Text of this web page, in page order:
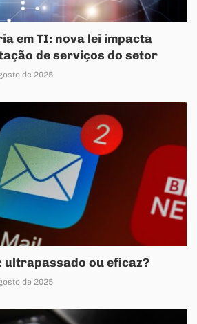
em TI: nova lei impacta
de serviços do setor
de 2025
ultrapassado ou eficaz?
de 2025